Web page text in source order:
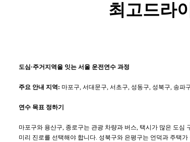
최고드라
도심·주거지역을 잇는 서울 운전연수 과정
주요 안내 지역: 마포구, 서대문구, 서초구, 성동구, 성북구, 송파
연수 목표 정하기
마포구와 용산구, 종로구는 관광 차량과 버스, 택시가 많은 도심
미리 진로를 선택해야 합니다. 성북구와 은평구는 언덕과 주택